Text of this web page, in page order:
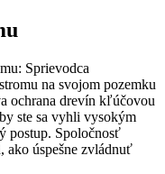
Sprievodca
na svojom pozemku
ochrana drevín kľúčovou
ste sa vyhli vysokým
postup. Spoločnosť
ako úspešne zvládnuť